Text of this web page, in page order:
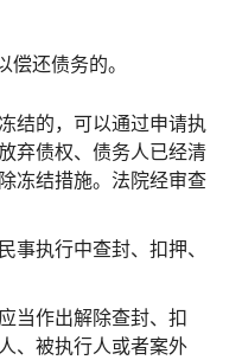
还债务的。
结的，可以通过申请执
弃债权、债务人已经清
冻结措施。法院经审查
事执行中查封、扣押、
当作出解除查封、扣
、被执行人或者案外